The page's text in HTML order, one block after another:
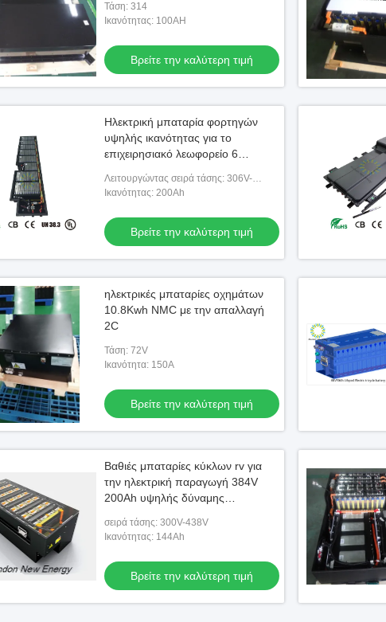
Τάση: 314
Ικανότητας: 100AH
Βρείτε την καλύτερη τιμή
Ηλεκτρική μπαταρία φορτηγών
υψηλής ικανότητας για το
επιχειρησιακό λεωφορείο 6
367.2V 200ah
Λειτουργώντας σειρά τάσης: 306V-
428.4V
Ικανότητας: 200Ah
Βρείτε την καλύτερη τιμή
ηλεκτρικές μπαταρίες οχημάτων
10.8Kwh NMC με την απαλλαγή
2C
Τάση: 72V
Ικανότητα: 150A
Βρείτε την καλύτερη τιμή
Βαθιές μπαταρίες κύκλων rv για
την ηλεκτρική παραγωγή 384V
200Ah υψηλής δύναμης
σειρά τάσης: 300V-438V
Ικανότητας: 144Ah
Βρείτε την καλύτερη τιμή